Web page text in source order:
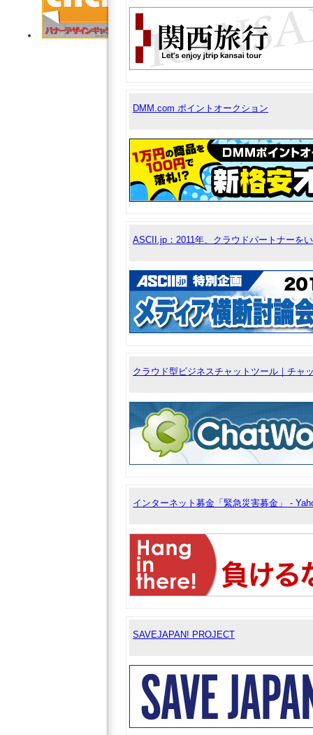
DMM.com ポイントオークション
ASCII.jp：2011年、クラウドパートナーを
クラウド型ビジネスチャットツール｜チャ
インターネット募金「緊急災害募金」 -
SAVEJAPAN! PROJECT